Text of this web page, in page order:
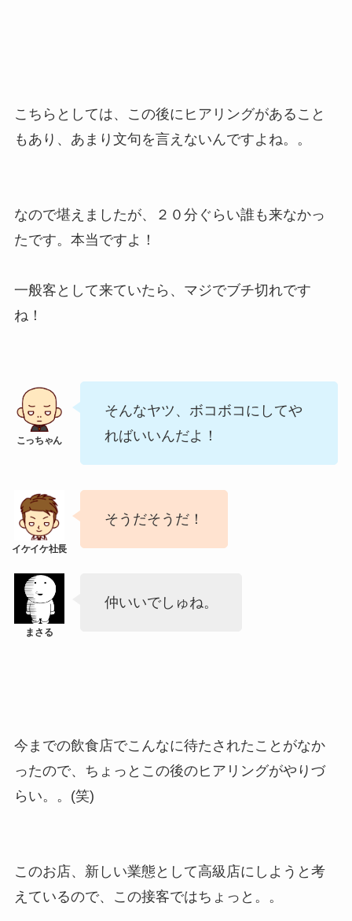
こちらとしては、この後にヒアリングがあること
もあり、あまり文句を言えないんですよね。。
なので堪えましたが、２０分ぐらい誰も来なかっ
たです。本当ですよ！
一般客として来ていたら、マジでブチ切れです
ね！
そんなヤツ、ボコボコにしてや
ればいいんだよ！
そうだそうだ！
仲いいでしゅね。
今までの飲食店でこんなに待たされたことがなか
ったので、ちょっとこの後のヒアリングがやりづ
らい。。(笑)
このお店、新しい業態として高級店にしようと考
えているので、この接客ではちょっと。。